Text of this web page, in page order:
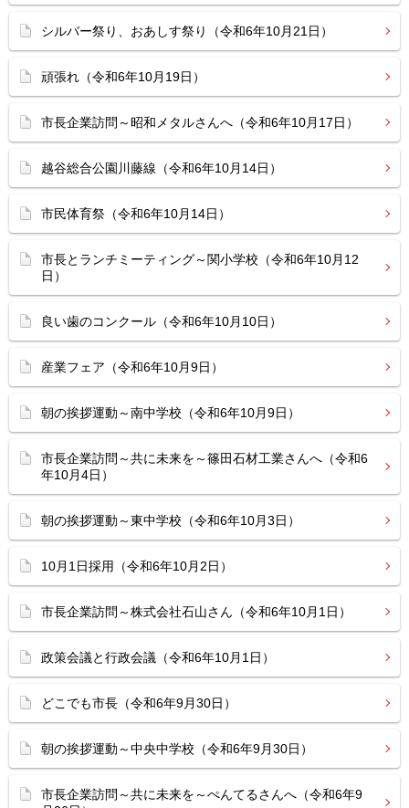
シルバー祭り、おあしす祭り（令和6年10月21日）
頑張れ（令和6年10月19日）
市長企業訪問～昭和メタルさんへ（令和6年10月17日）
越谷総合公園川藤線（令和6年10月14日）
市民体育祭（令和6年10月14日）
市長とランチミーティング～関小学校（令和6年10月12
日）
良い歯のコンクール（令和6年10月10日）
産業フェア（令和6年10月9日）
朝の挨拶運動～南中学校（令和6年10月9日）
市長企業訪問～共に未来を～篠田石材工業さんへ（令和6
年10月4日）
朝の挨拶運動～東中学校（令和6年10月3日）
10月1日採用（令和6年10月2日）
市長企業訪問～株式会社石山さん（令和6年10月1日）
政策会議と行政会議（令和6年10月1日）
どこでも市長（令和6年9月30日）
朝の挨拶運動～中央中学校（令和6年9月30日）
市長企業訪問～共に未来を～ぺんてるさんへ（令和6年9